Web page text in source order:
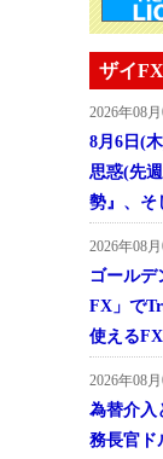
ザイ
2026年08
8月6日(
思惑(先
勢』、そ
2026年08
ゴール
FX」で
使える
2026年08
為替介入
務長官ド